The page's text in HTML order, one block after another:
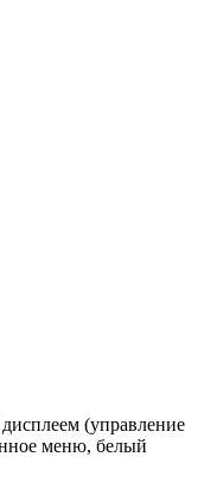
(управление
меню, белый